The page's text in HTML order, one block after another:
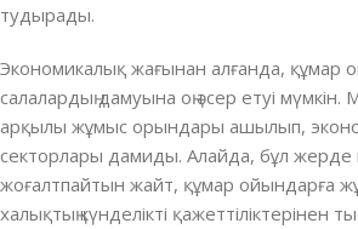
тудырады.
Экономикалық жағынан алғанда, құмар
салалардың дамуына оң әсер етуі
арқылы жұмыс орындары ашылып,
секторлары дамиды. Алайда, бұл жерде
жоғалтпайтын жайт, құмар ойындарға
халықтың күнделікті қажеттіліктерінен